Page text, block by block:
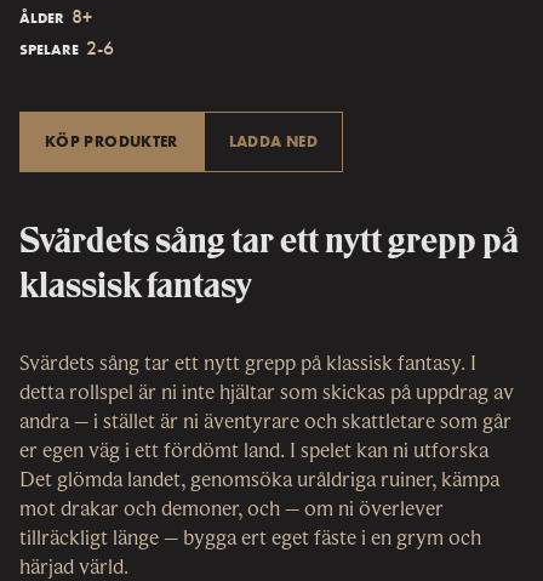
ÅLDER 8+
SPELARE 2-6
KÖP PRODUKTER LADDA NED
Svärdets sång tar ett nytt grepp på
klassisk fantasy
Svärdets sång tar ett nytt grepp på klassisk fantasy. I
detta rollspel är ni inte hjältar som skickas på uppdrag av
andra – i stället är ni äventyrare och skattletare som går
er egen väg i ett fördömt land. I spelet kan ni utforska
Det glömda landet, genomsöka uråldriga ruiner, kämpa
mot drakar och demoner, och – om ni överlever
tillräckligt länge – bygga ert eget fäste i en grym och
härjad värld.